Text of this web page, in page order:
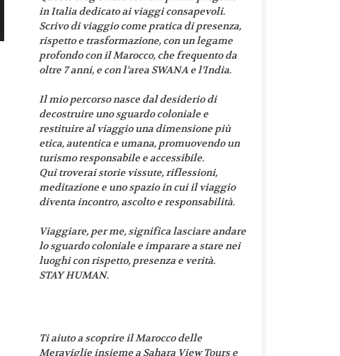
in Italia dedicato ai viaggi consapevoli.
Scrivo di viaggio come pratica di presenza,
rispetto e trasformazione, con un legame
profondo con il Marocco, che frequento da
oltre 7 anni, e con l’area SWANA e l’India.
Il mio percorso nasce dal desiderio di
decostruire uno sguardo coloniale e
restituire al viaggio una dimensione più
etica, autentica e umana, promuovendo un
turismo responsabile e accessibile.
Qui troverai storie vissute, riflessioni,
meditazione e uno spazio in cui il viaggio
diventa incontro, ascolto e responsabilità.
Viaggiare, per me, significa lasciare andare
lo sguardo coloniale e imparare a stare nei
luoghi con rispetto, presenza e verità.
STAY HUMAN.
Ti aiuto a scoprire il Marocco delle
Meraviglie insieme a Sahara View Tours e